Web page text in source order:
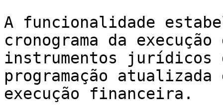
A funcionalidade
cronograma da
instrumentos jurídicos
programação
execução financeira.